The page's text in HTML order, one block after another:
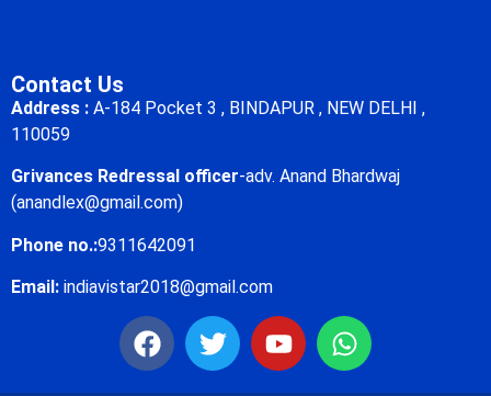
Contact Us
Address : A-184 Pocket 3 , BINDAPUR , NEW DELHI ,
110059
Grivances Redressal officer-adv. Anand Bhardwaj
(anandlex@gmail.com)
Phone no.:9311642091
Email: indiavistar2018@gmail.com